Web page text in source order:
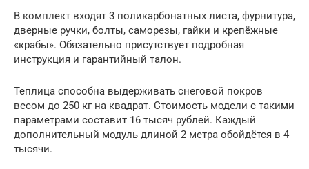
В комплект входят 3 поликарбонатных листа, фурнитура,
дверные ручки, болты, саморезы, гайки и крепёжные
«крабы». Обязательно присутствует подробная
инструкция и гарантийный талон.
Теплица способна выдерживать снеговой покров
весом до 250 кг на квадрат. Стоимость модели с такими
параметрами составит 16 тысяч рублей. Каждый
дополнительный модуль длиной 2 метра обойдётся в 4
тысячи.